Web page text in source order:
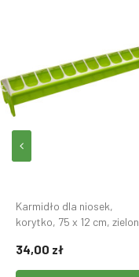
Karmidło dla niosek,
korytko, 75 x 12 cm,
34,00 zł